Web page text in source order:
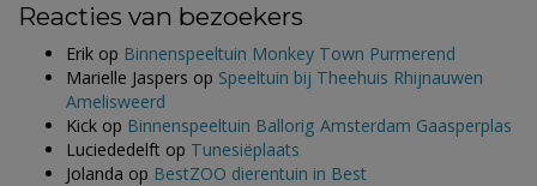
Reacties van bezoekers
Erik op Binnenspeeltuin Monkey Town Purmerend
Marielle Jaspers op Speeltuin bij Theehuis Rhijnauwen
Amelisweerd
Kick op Binnenspeeltuin Ballorig Amsterdam Gaasperplas
Luciededelft op Tunesiëplaats
Jolanda op BestZOO dierentuin in Best